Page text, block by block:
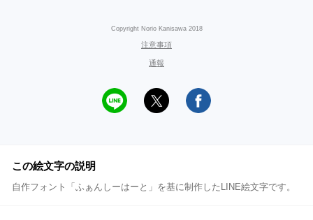
Copyright Norio Kanisawa 2018
注意事項
通報
この絵文字の説明
自作フォント「ふぁんしーはーと」を基に制作したLINE絵文字です。